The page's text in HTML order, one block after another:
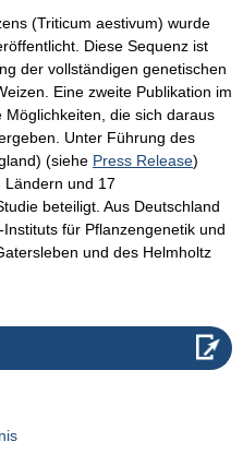
(Triticum aestivum) wurde
Diese Sequenz ist
der vollständigen genetischen
Eine zweite Publikation im
die sich daraus
Unter Führung des
(siehe Press Release)
Ländern und 17
beteiligt. Aus Deutschland
für Pflanzengenetik und
und des Helmholtz